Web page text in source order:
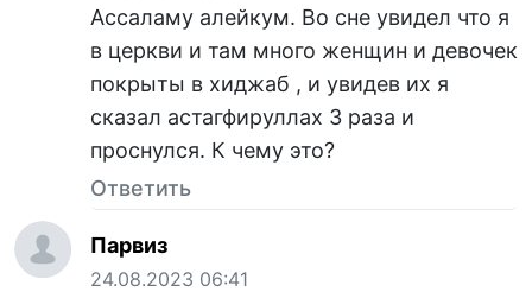
Ассаламу алейкум. Во сне увидел что я
в церкви и там много женщин и девочек
покрыты в хиджаб , и увидев их я
сказал астагфируллах 3 раза и
проснулся. К чему это?
Ответить
Парвиз
24.08.2023 06:41